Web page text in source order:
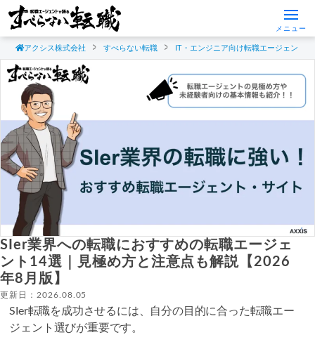
メニュー
アクシス株式会社 すべらない転職 IT・エンジニア向け転職エージェント
SIer業界への転職におすすめの転職エージェ
ント14選｜見極め方と注意点も解説【2026
年8月版】
更新日：2026.08.05
SIer転職を成功させるには、自分の目的に合った転職エー
ジェント選びが重要です。